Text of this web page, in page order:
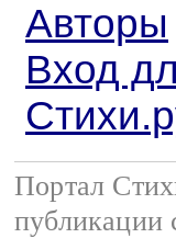
Авторы
Вход
Портал
публикации